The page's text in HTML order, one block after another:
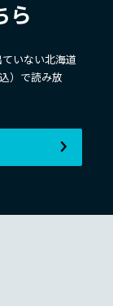
ら
いない北海道
）で読み放